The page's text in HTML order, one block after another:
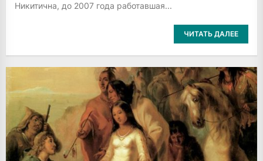
Никитична, до 2007 года работавшая...
ЧИТАТЬ ДАЛЕЕ